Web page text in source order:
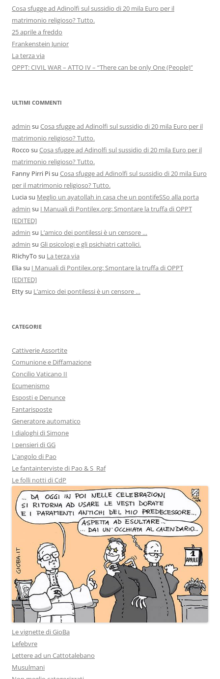
Cosa sfugge ad Adinolfi sul sussidio di 20 mila Euro per il
matrimonio religioso? Tutto.
25 aprile a freddo
Frankenstein Junior
La terza via
OPPT: CIVIL WAR – ATTO IV – “There can be only One (People)”
ULTIMI COMMENTI
admin su Cosa sfugge ad Adinolfi sul sussidio di 20 mila Euro per il
matrimonio religioso? Tutto.
Rocco su Cosa sfugge ad Adinolfi sul sussidio di 20 mila Euro per il
matrimonio religioso? Tutto.
Fanny Pirri Pisu Cosa sfugge ad Adinolfi sul sussidio di 20 mila Euro
per il matrimonio religioso? Tutto.
Luciasu Meglio un ayatollah in casa che un pontifeSSo alla porta
admin su I Manuali di Pontilex.org: Smontare la truffa di OPPT
[EDITED]
admin su L’amico dei pontilessi è un censore …
admin su Gli psicologi e gli psichiatri cattolici.
RIichyTo su La terza via
Eliasu I Manuali di Pontilex.org: Smontare la truffa di OPPT
[EDITED]
Ettysu L’amico dei pontilessi è un censore …
CATEGORIE
Cattiverie Assortite
Comunione e Diffamazione
Concilio Vaticano II
Ecumenismo
Esposti e Denunce
Fantarisposte
Generatore automatico
I dialoghi di Simone
I pensieri di GG
L'angolo di Pao
Le fantainterviste di Pao & S_Raf
Le folli notti di CdP
Le vignette di GioBa
Lefebvre
Lettere ad un Cattotalebano
Musulmani